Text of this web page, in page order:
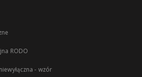
RODO
- wzór